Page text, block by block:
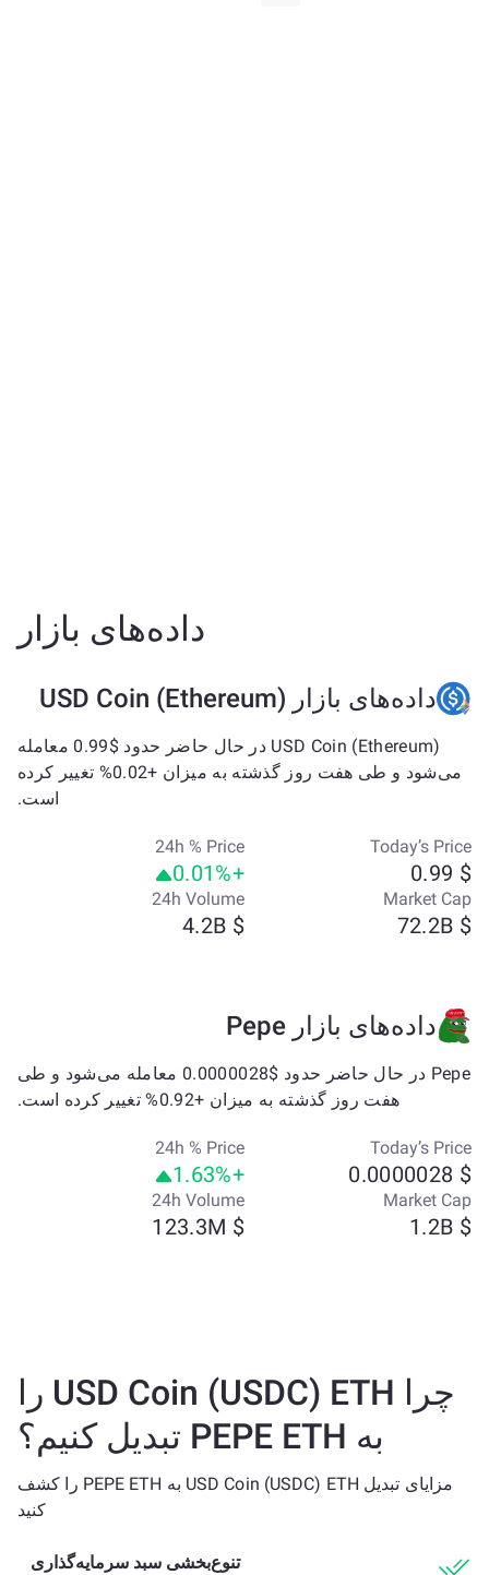
داده‌های بازار
داده‌های بازار USD Coin (Ethereum)
USD Coin (Ethereum) در حال حاضر حدود $0.99 معامله
می‌شود و طی هفت روز گذشته به میزان +0.02% تغییر کرده
است.
Today’s Price
$ 0.99
24h % Price
+0.01%
Market Cap
$ 72.2B
24h Volume
$ 4.2B
داده‌های بازار Pepe
Pepe در حال حاضر حدود $0.0000028 معامله می‌شود و طی
هفت روز گذشته به میزان +0.92% تغییر کرده است.
Today’s Price
$ 0.0000028
24h % Price
+1.63%
Market Cap
$ 1.2B
24h Volume
$ 123.3M
چرا USD Coin (USDC) ETH را
به PEPE ETH تبدیل کنیم؟
مزایای تبدیل USD Coin (USDC) ETH به PEPE ETH را کشف
کنید
تنوع‌بخشی سبد سرمایه‌گذاری